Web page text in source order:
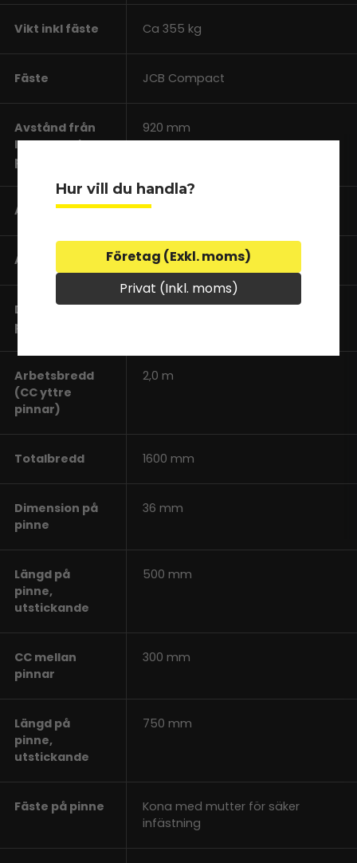
Vikt inkl fäste Ca 355 kg
Fäste JCB Compact
Avstånd från
ledpunkt till CC
pinninfästning
920 mm
Antal pinnar 7 st
Arbetsbredd 1,5 m
Dimension på
pinne
36 mm
Arbetsbredd
(CC yttre
pinnar)
2,0 m
Totalbredd 1600 mm
Dimension på
pinne
36 mm
Längd på
pinne,
utstickande
500 mm
CC mellan
pinnar
300 mm
Längd på
pinne,
utstickande
750 mm
Fäste på pinne
Kona med mutter för säker
infästning
Hur vill du handla?
Företag (Exkl. moms)
Privat (Inkl. moms)